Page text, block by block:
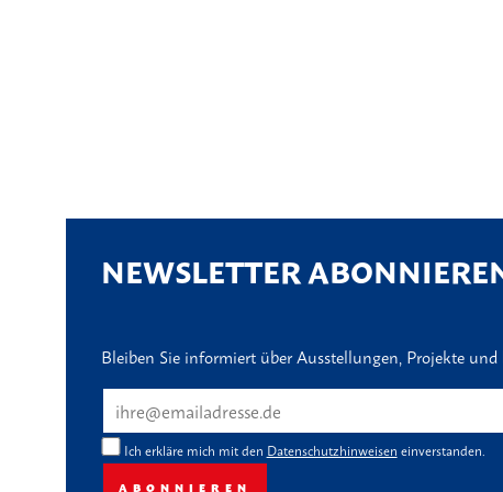
NEWSLETTER
Bleiben Sie informiert über Ausstellungen, Projekte
Ich erkläre mich mit den Datenschutzhinweisen einverstanden.
ABONNIEREN